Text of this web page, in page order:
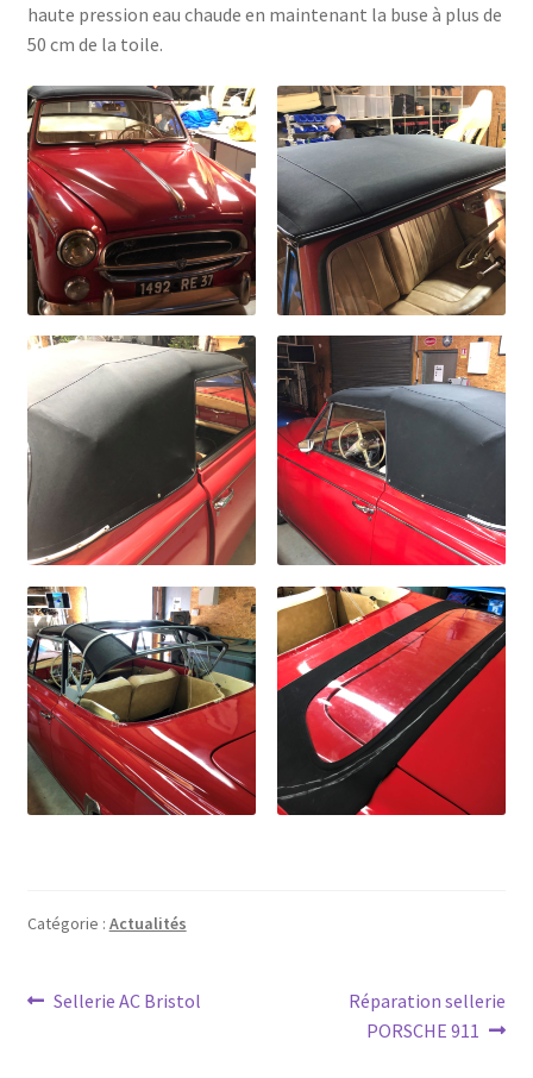
haute pression eau chaude en maintenant la buse à plus de
50 cm de la toile.
Catégorie : Actualités
Navigation
Article
Sellerie AC Bristol
Article
suivant :
Réparation sellerie
PORSCHE 911